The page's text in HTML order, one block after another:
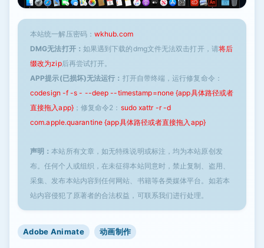
本站统一解压密码： wkhub.com
DMG无法打开： 如果遇到下载的dmg文件无法双击打开，请将后
缀改为zip后再尝试打开。
APP提示(已损坏)无法运行： 打开自带终端，运行修复命令：
codesign -f -s - --deep --timestamp=none {app具体路径或者
直接拖入app}；修复命令2： sudo xattr -r -d
com.apple.quarantine {app具体路径或者直接拖入app}
声明：本站所有文章，如无特殊说明或标注，均为本站原创发
布。任何个人或组织，在未征得本站同意时，禁止复制、盗用、
采集、发布本站内容到任何网站、书籍等各类媒体平台。如若本
站内容侵犯了原著者的合法权益，可联系我们进行处理。
Adobe Animate 动画制作